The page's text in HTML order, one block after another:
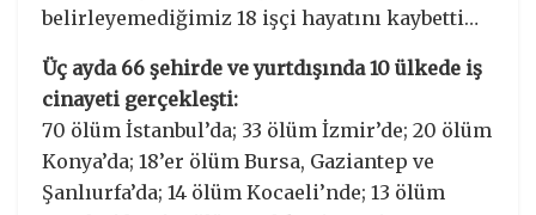
belirleyemediğimiz 18 işçi hayatını kaybetti…
Üç ayda 66 şehirde ve yurtdışında 10 ülkede iş
cinayeti gerçekleşti:
70 ölüm İstanbul’da; 33 ölüm İzmir’de; 20 ölüm
Konya’da; 18’er ölüm Bursa, Gaziantep ve
Şanlıurfa’da; 14 ölüm Kocaeli’nde; 13 ölüm